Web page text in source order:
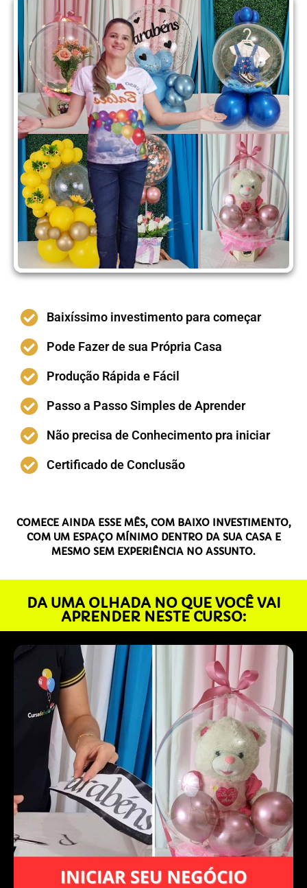
Baixíssimo investimento para começar
Pode Fazer de sua Própria Casa
Produção Rápida e Fácil
Passo a Passo Simples de Aprender
Não precisa de Conhecimento pra iniciar
Certificado de Conclusão
COMECE AINDA ESSE MÊS, COM BAIXO INVESTIMENTO,
COM UM ESPAÇO MÍNIMO DENTRO DA SUA CASA E
MESMO SEM EXPERIÊNCIA NO ASSUNTO.
DA UMA OLHADA NO QUE VOCÊ VAI
APRENDER NESTE CURSO: